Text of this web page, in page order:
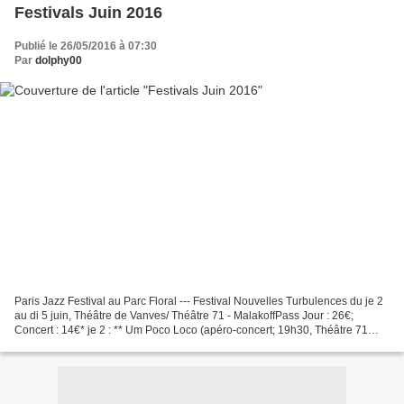
Festivals Juin 2016
Publié le 26/05/2016 à 07:30
Par dolphy00
Paris Jazz Festival au Parc Floral --- Festival Nouvelles Turbulences du je 2
au di 5 juin, Théâtre de Vanves/ Théâtre 71 - MalakoffPass Jour : 26€;
Concert : 14€* je 2 : ** Um Poco Loco (apéro-concert; 19h30, Théâtre 71